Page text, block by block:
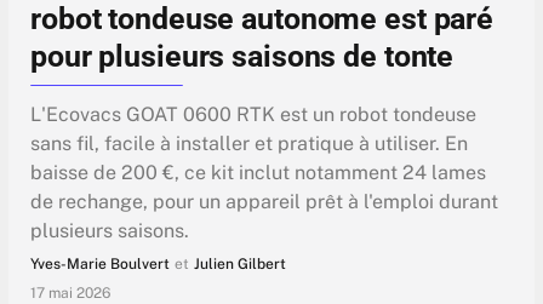
robot tondeuse autonome est paré
pour plusieurs saisons de tonte
L'Ecovacs GOAT 0600 RTK est un robot tondeuse
sans fil, facile à installer et pratique à utiliser. En
baisse de 200 €, ce kit inclut notamment 24 lames
de rechange, pour un appareil prêt à l'emploi durant
plusieurs saisons.
Yves-Marie Boulvert et Julien Gilbert
17 mai 2026